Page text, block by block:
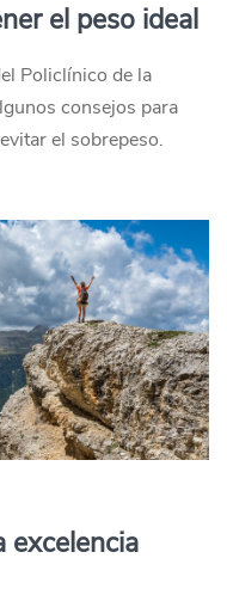
el peso ideal
Policlínico de la
consejos para
el sobrepeso.
excelencia